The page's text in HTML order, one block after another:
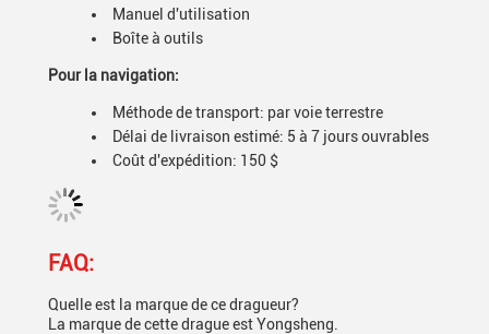
Manuel d'utilisation
Boîte à outils
Pour la navigation:
Méthode de transport: par voie terrestre
Délai de livraison estimé: 5 à 7 jours ouvrables
Coût d'expédition: 150 $
FAQ:
Quelle est la marque de ce dragueur?
La marque de cette drague est Yongsheng.